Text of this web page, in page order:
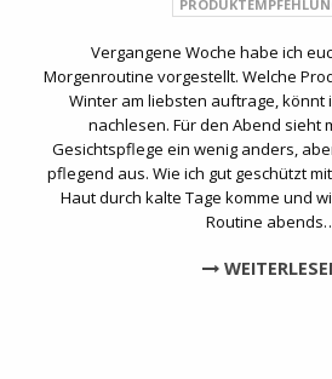
Vergangene Woche habe ich
Morgenroutine vorgestellt. Welche
Winter am liebsten auftrage, könnt
nachlesen. Für den Abend sieht
Gesichtspflege ein wenig anders,
pflegend aus. Wie ich gut geschützt
Haut durch kalte Tage komme und
Routine